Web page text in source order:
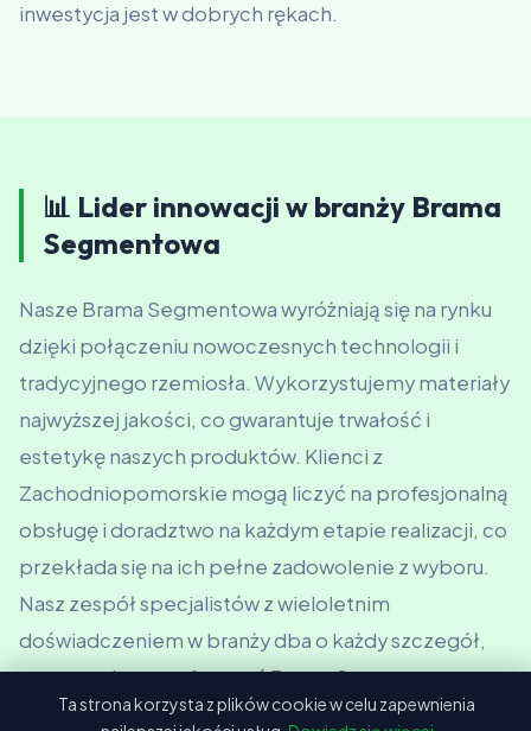
inwestycja jest w dobrych rękach.
📊 Lider innowacji w branży Brama
Segmentowa
Nasze Brama Segmentowa wyróżniają się na rynku
dzięki połączeniu nowoczesnych technologii i
tradycyjnego rzemiosła. Wykorzystujemy materiały
najwyższej jakości, co gwarantuje trwałość i
estetykę naszych produktów. Klienci z
Zachodniopomorskie mogą liczyć na profesjonalną
obsługę i doradztwo na każdym etapie realizacji, co
przekłada się na ich pełne zadowolenie z wyboru.
Nasz zespół specjalistów z wieloletnim
doświadczeniem w branży dba o każdy szczegół,
co pozwala nam oferować Brama Segmentowa
dostosowane do indywidualnych potrzeb
Ta strona korzysta z plików cookie w celu zapewnienia